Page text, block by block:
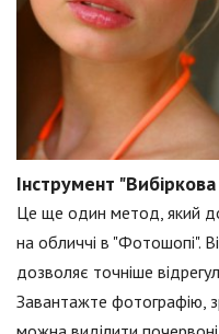
Інструмент
Це ще один метод, який
на обличчі в "Фотошопі".
дозволяє точніше
Завантажте фотографію,